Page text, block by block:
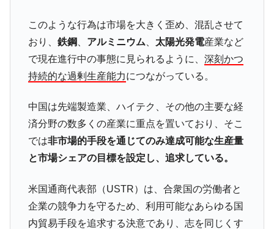
『Money1』
韓国･加徳島新国際空港「またも暗礁」の危
機 ⇒ 10.7兆では損が出るからできない。
Fact1
日本の誇る海洋資源調査船『白嶺』は先進技術の
塊！
Fact1
夏の甲子園、優勝校を最も多く輩出している都道
府県とは？
Fact1 今話題の「楽天ライオンズ」とは？
Fact1 奇跡の毛色「白毛馬」とは？
える賞金とは？
Fact1 平成仮面ライダーの意外すぎるモチーフとは？
このような行為は市場を大きく歪め、混乱させて
おり、 鉄鋼 アルミニウム 太陽光発電産業など
で現在進行中の事態に見られるように、 深刻かつ
持続的な過剰生産能力につながっている。
中国は先端製造業、ハイテク、その他の主要な経
済分野の数多くの産業に重点を置いており、そこ
では非市場的手段を通じてのみ達成可能な生産量
と市場シェアの目標を設定し、追求している。
米国通商代表部（USTR）は、合衆国の労働者と
企業の競争力を守るため、利用可能なあらゆる国
内貿易手段を追求する決意であり、志を同じくす